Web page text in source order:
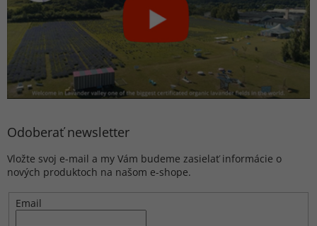
Odoberať newsletter
Vložte svoj e-mail a my Vám budeme zasielať informácie o
nových produktoch na našom e-shope.
Email